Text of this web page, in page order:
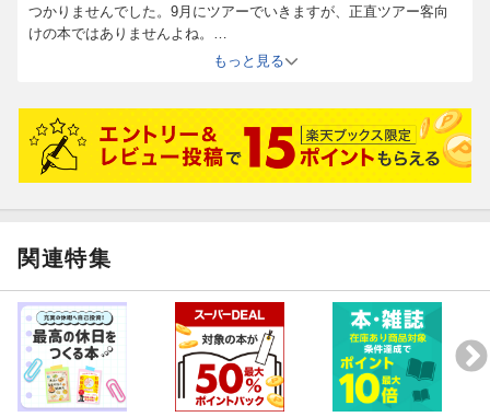
つかりませんでした。9月にツアーでいきますが、正直ツアー客向
けの本ではありませんよね。
情報盛りだくさんですが、どれほど活用できるかなあ。
もっと見る
関連特集